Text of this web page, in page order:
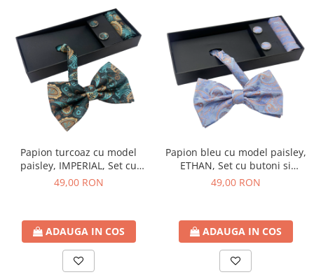
Papion turcoaz cu model
paisley, IMPERIAL, Set cu
butoni si batista
49,00 RON
ADAUGA IN COS
Papion bleu cu model paisley,
ETHAN, Set cu butoni si
batista
49,00 RON
ADAUGA IN COS